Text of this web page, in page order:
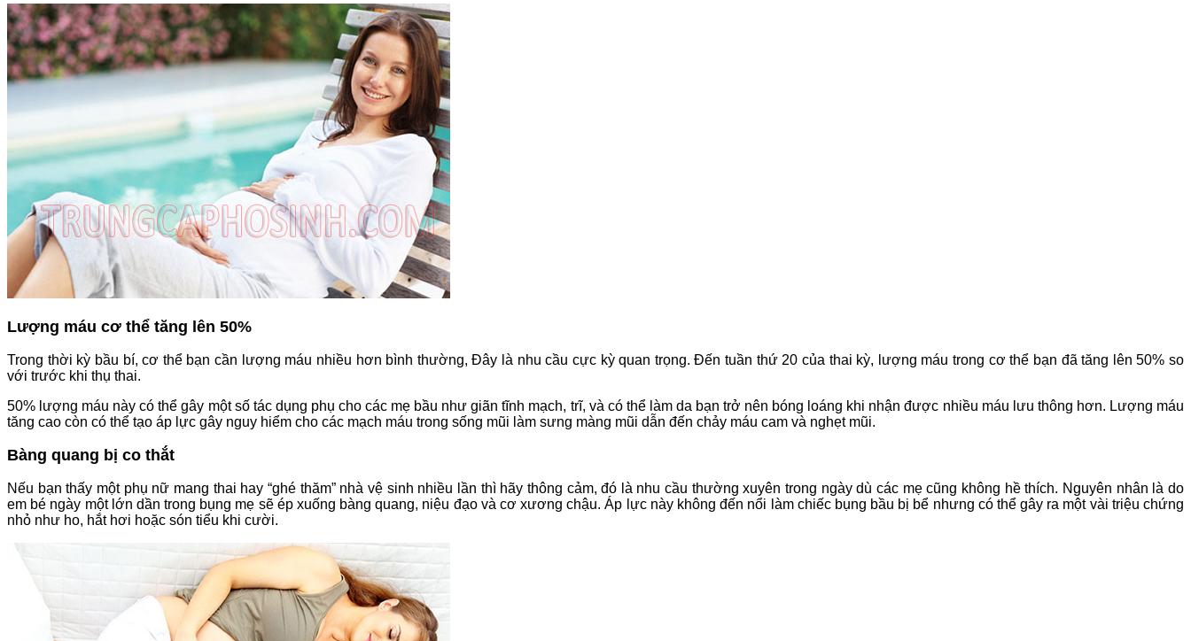
Lượng máu cơ thể tăng lên 50%
Trong thời kỳ bầu bí, cơ thể bạn cần lượng máu nhiều hơn bình thường, Đây là nhu cầu cực kỳ quan trọng. Đến tuần thứ 20 của thai kỳ, lượng máu trong cơ thể bạn đã tăng lên 50% so
với trước khi thụ thai.
50% lượng máu này có thể gây một số tác dụng phụ cho các mẹ bầu như giãn tĩnh mạch, trĩ, và có thể làm da bạn trở nên bóng loáng khi nhận được nhiều máu lưu thông hơn. Lượng máu
tăng cao còn có thể tạo áp lực gây nguy hiểm cho các mạch máu trong sống mũi làm sưng màng mũi dẫn đến chảy máu cam và nghẹt mũi.
Bàng quang bị co thắt
Nếu bạn thấy một phụ nữ mang thai hay “ghé thăm” nhà vệ sinh nhiều lần thì hãy thông cảm, đó là nhu cầu thường xuyên trong ngày dù các mẹ cũng không hề thích. Nguyên nhân là do
em bé ngày một lớn dần trong bụng mẹ sẽ ép xuống bàng quang, niệu đạo và cơ xương chậu. Áp lực này không đến nổi làm chiếc bụng bầu bị bể nhưng có thể gây ra một vài triệu chứng
nhỏ như ho, hắt hơi hoặc són tiểu khi cười.